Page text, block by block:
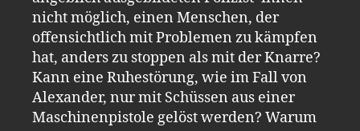
nicht möglich, einen Menschen, der
offensichtlich mit Problemen zu kämpfen
hat, anders zu stoppen als mit der Knarre?
Kann eine Ruhestörung, wie im Fall von
Alexander, nur mit Schüssen aus einer
Maschinenpistole gelöst werden? Warum